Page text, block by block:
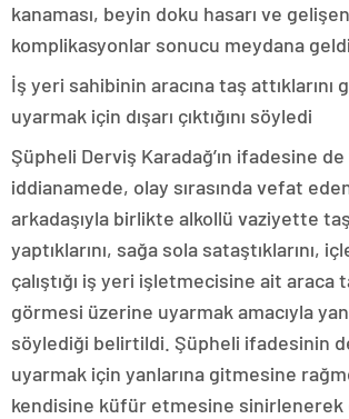
kanaması, beyin doku hasarı ve gelişen
komplikasyonlar sonucu meydana
İş yeri sahibinin aracına taş attıklarını
uyarmak için dışarı çıktığını söyledi
Şüpheli Derviş Karadağ’ın ifadesine
iddianamede, olay sırasında vefat eden
arkadaşıyla birlikte alkollü vaziyette
yaptıklarını, sağa sola sataştıklarını,
çalıştığı iş yeri işletmecisine ait araca
görmesi üzerine uyarmak amacıyla
söylediği belirtildi. Şüpheli ifadesinin
uyarmak için yanlarına gitmesine
kendisine küfür etmesine sinirlenerek